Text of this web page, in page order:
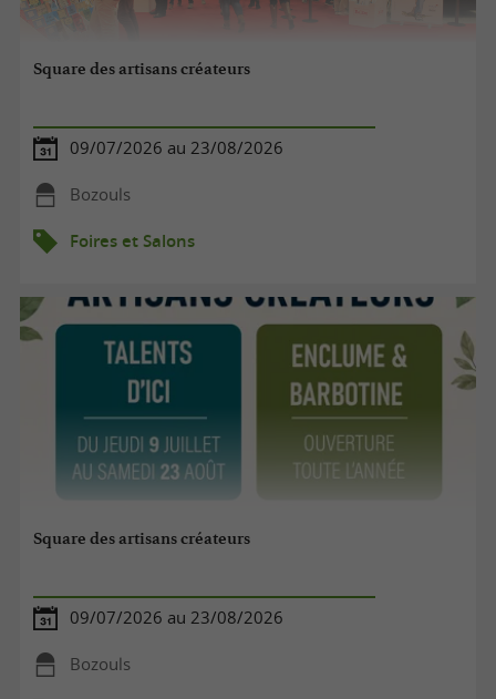
Square des artisans créateurs
09/07/2026 au 23/08/2026
Bozouls
Foires et Salons
Square des artisans créateurs
09/07/2026 au 23/08/2026
Bozouls